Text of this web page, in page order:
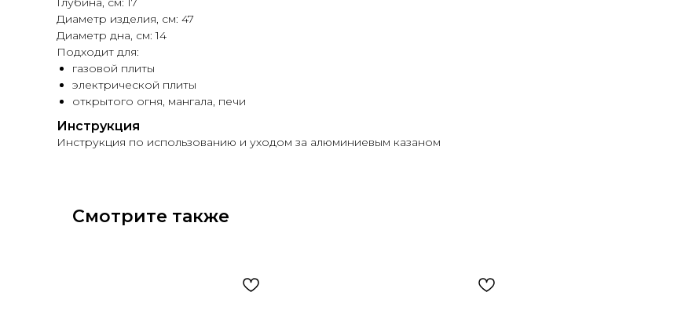
Диаметр изделия, см: 47
Диаметр дна, см: 14
Подходит для:
газовой плиты
электрической плиты
открытого огня, мангала, печи
Инструкция
Инструкция по использованию и уходом за алюминиевым казаном
Смотрите также